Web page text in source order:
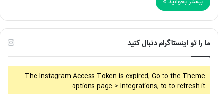
ما را تو اینستاگرام دنبال کنید
The Instagram Access Token is expired, Go to the Theme
options page > Integrations, to to refresh it.